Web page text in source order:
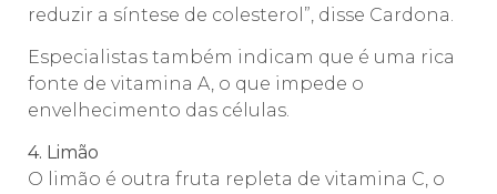
reduzir a síntese de colesterol”, disse Cardona.
Especialistas também indicam que é uma rica
fonte de vitamina A, o que impede o
envelhecimento das células.
4. Limão
O limão é outra fruta repleta de vitamina C, o